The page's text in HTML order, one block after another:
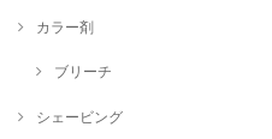
カラー剤
ブリーチ
シェービング